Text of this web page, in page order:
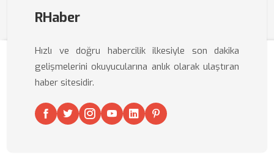
RHaber
Hızlı ve doğru habercilik ilkesiyle son dakika
gelişmelerini okuyucularına anlık olarak ulaştıran
haber sitesidir.